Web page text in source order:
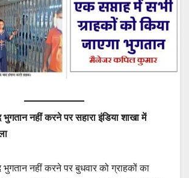
भुगतान नहीं करने पर सहारा इंडिया शाखा में
भुगतान नहीं करने पर बुधवार को ग्राहकों का